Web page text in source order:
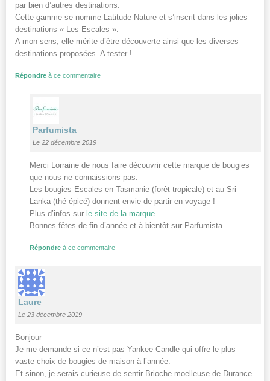
par bien d’autres destinations.
Cette gamme se nomme Latitude Nature et s’inscrit dans les jolies
destinations « Les Escales ».
A mon sens, elle mérite d’être découverte ainsi que les diverses
destinations proposées. A tester !
Répondre à ce commentaire
Parfumista
Le 22 décembre 2019
Merci Lorraine de nous faire découvrir cette marque de bougies
que nous ne connaissions pas.
Les bougies Escales en Tasmanie (forêt tropicale) et au Sri
Lanka (thé épicé) donnent envie de partir en voyage !
Plus d’infos sur le site de la marque.
Bonnes fêtes de fin d’année et à bientôt sur Parfumista
Répondre à ce commentaire
Laure
Le 23 décembre 2019
Bonjour
Je me demande si ce n’est pas Yankee Candle qui offre le plus
vaste choix de bougies de maison à l’année.
Et sinon, je serais curieuse de sentir Brioche moelleuse de Durance